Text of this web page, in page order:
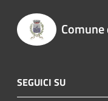
SEGUICI SU